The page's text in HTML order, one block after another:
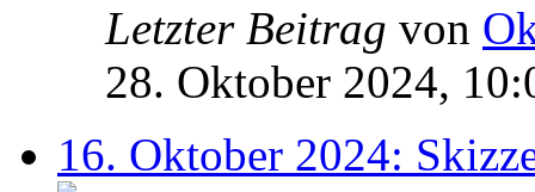
Letzter Beitrag von
28. Oktober 2024,
16. Oktober 2024: